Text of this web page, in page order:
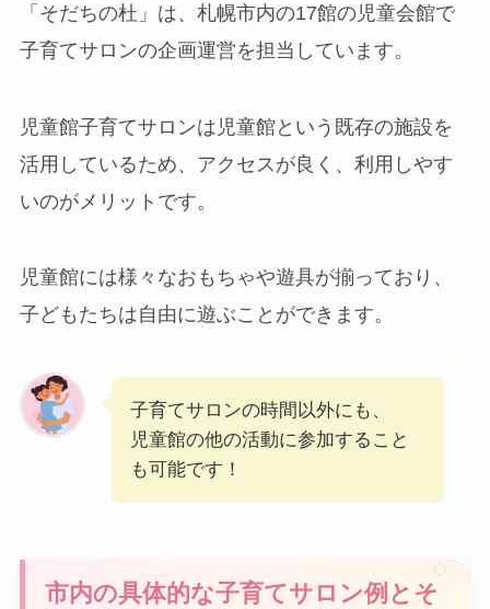
「そだちの杜」は、札幌市内の17館の児童会館で
子育てサロンの企画運営を担当しています。
児童館子育てサロンは児童館という既存の施設を
活用しているため、アクセスが良く、利用しやす
いのがメリットです。
児童館には様々なおもちゃや遊具が揃っており、
子どもたちは自由に遊ぶことができます。
子育てサロンの時間以外にも、
児童館の他の活動に参加すること
も可能です！
市内の具体的な子育てサロン例とそ